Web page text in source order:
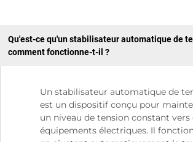
Qu'est-ce qu'un stabilisateur automatique de
comment fonctionne-t-il ?
Un stabilisateur automatique de
est un dispositif conçu pour
un niveau de tension constant vers
équipements électriques. Il